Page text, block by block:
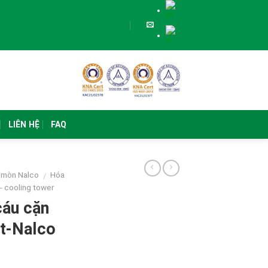
LIÊN HỆ FAQ
Nalco / Hóa
cooling tower
cặn
Nalco